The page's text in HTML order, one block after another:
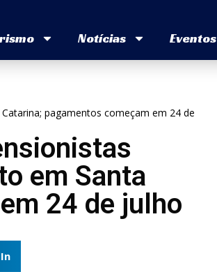
Notícias Eventos
pagamentos começam em 24 de
em Santa
24 de julho